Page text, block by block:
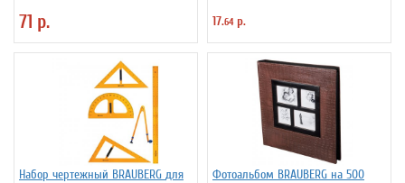
71 р.
17.64р.
Набор чертежный BRAUBERG для
Фотоальбом BRAUBERG на 500